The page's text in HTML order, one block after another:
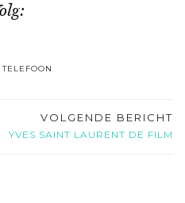
TELEFOON
VOLGENDE BERICHT
YVES SAINT LAURENT DE FILM